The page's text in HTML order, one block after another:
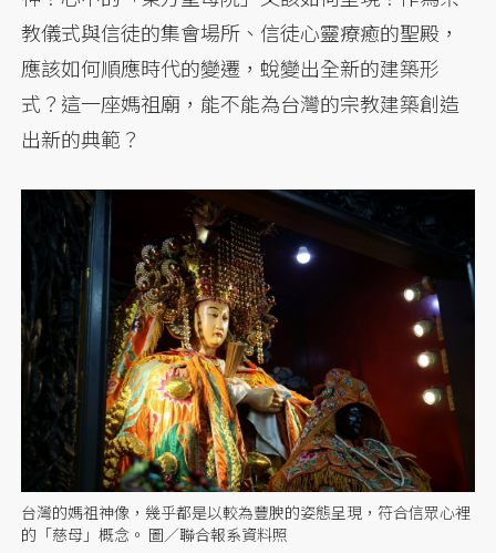
教儀式與信徒的集會場所、信徒心靈療癒的聖殿，
應該如何順應時代的變遷，蛻變出全新的建築形
式？這一座媽祖廟，能不能為台灣的宗教建築創造
出新的典範？
台灣的媽祖神像，幾乎都是以較為豐腴的姿態呈現，符合信眾心裡
的「慈母」概念。 圖／聯合報系資料照